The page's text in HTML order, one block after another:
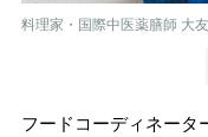
料理家・国際中医薬膳師 大
フードコーディネータ